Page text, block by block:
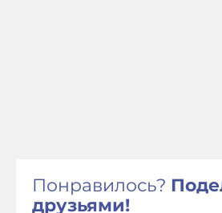
Понравилось?
друзьями!